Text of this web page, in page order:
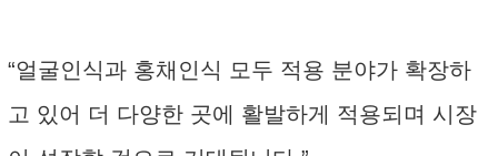
“얼굴인식과 홍채인식 모두 적용 분야가 확장하
고 있어 더 다양한 곳에 활발하게 적용되며 시장